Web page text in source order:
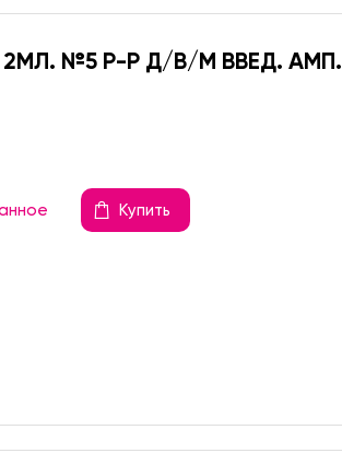
2МЛ. №5 Р-Р Д/В/М ВВЕД. АМП.
Купить